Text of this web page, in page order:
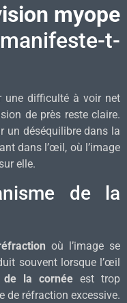
myope
t-
une difficulté à voir net
de près reste claire.
un déséquilibre dans la
dans l’œil, où l’image
elle.
de la
où l’image se
souvent lorsque l’œil
de la cornée est trop
de réfraction excessive.